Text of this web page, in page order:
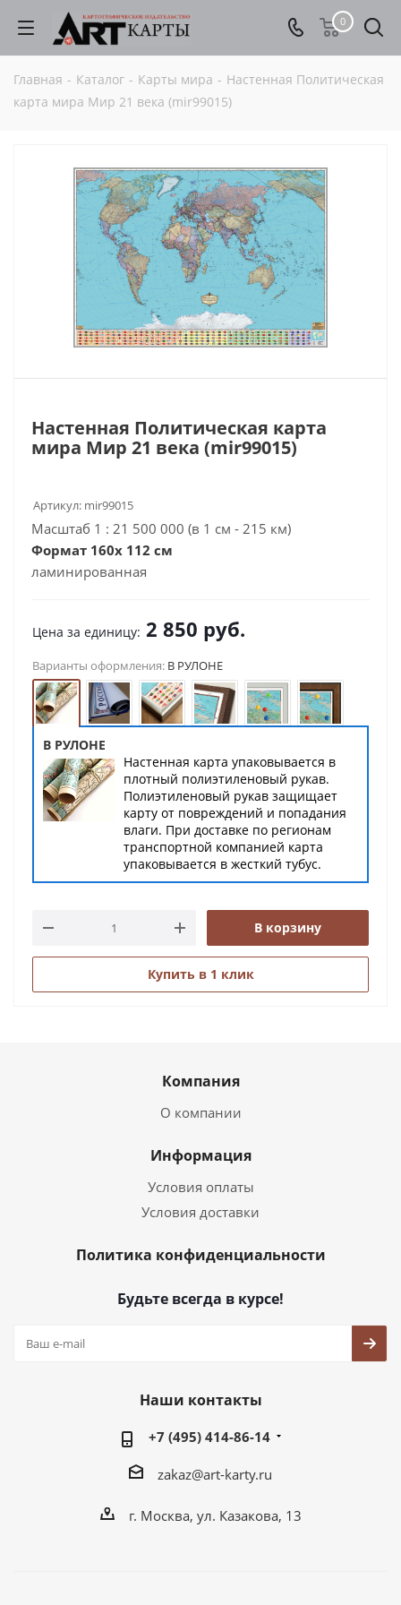
0
Главная - Каталог - Карты мира - Настенная Политическая
карта мира Мир 21 века (mir99015)
Настенная Политическая карта
мира Мир 21 века (mir99015)
Артикул: mir99015
Масштаб 1 : 21 500 000 (в 1 см - 215 км)
Формат 160х 112 см
ламинированная
Цена за единицу: 2 850 руб.
Варианты оформления: В РУЛОНЕ
В РУЛОНЕ
Настенная карта упаковывается в
плотный полиэтиленовый рукав.
Полиэтиленовый рукав защищает
карту от повреждений и попадания
влаги. При доставке по регионам
транспортной компанией карта
упаковывается в жесткий тубус.
В корзину
Купить в 1 клик
Компания
О компании
Информация
Условия оплаты
Условия доставки
Политика конфиденциальности
Будьте всегда в курсе!
Наши контакты
+7 (495) 414-86-14
zakaz@art-karty.ru
г. Москва, ул. Казакова, 13